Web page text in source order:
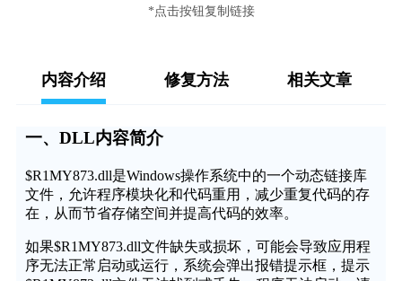
*点击按钮复制链接
内容介绍 修复方法 相关文章
一、DLL内容简介
$R1MY873.dll是Windows操作系统中的一个动态链接库
文件，允许程序模块化和代码重用，减少重复代码的存
在，从而节省存储空间并提高代码的效率。
如果$R1MY873.dll文件缺失或损坏，可能会导致应用程
序无法正常启动或运行，系统会弹出报错提示框，提示